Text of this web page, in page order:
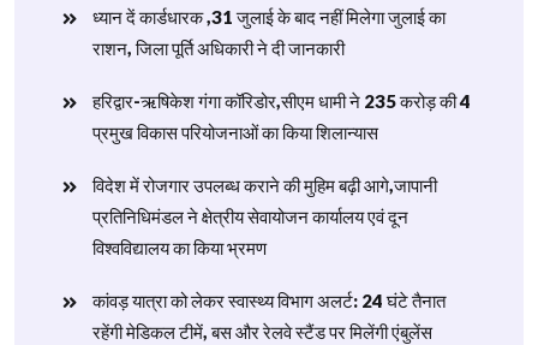
ध्यान दें कार्डधारक ,31 जुलाई के बाद नहीं मिलेगा जुलाई का
राशन, जिला पूर्ति अधिकारी ने दी जानकारी
हरिद्वार-ऋषिकेश गंगा कॉरिडोर,सीएम धामी ने 235 करोड़ की 4
प्रमुख विकास परियोजनाओं का किया शिलान्यास
विदेश में रोजगार उपलब्ध कराने की मुहिम बढ़ी आगे,जापानी
प्रतिनिधिमंडल ने क्षेत्रीय सेवायोजन कार्यालय एवं दून
विश्वविद्यालय का किया भ्रमण
​कांवड़ यात्रा को लेकर स्वास्थ्य विभाग अलर्ट: 24 घंटे तैनात
रहेंगी मेडिकल टीमें, बस और रेलवे स्टैंड पर मिलेंगी एंबुलेंस